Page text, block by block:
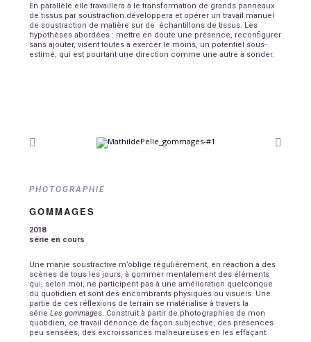
En parallèle elle travaillera à le transformation de grands panneaux
de tissus par soustraction.développera et opérer un travail manuel
de soustraction de matière sur de échantillons de tissus. Les
hypothèses abordées : mettre en doute une présence, reconfigurer
sans ajouter, visent toutes à exercer le moins, un potentiel sous-
estimé, qui est pourtant une direction comme une autre à sonder.
PHOTOGRAPHIE
GOMMAGES
2018
série en cours
Une manie soustractive m’oblige régulièrement, en réaction à des
scènes de tous les jours, à gommer mentalement des éléments
qui, selon moi, ne participent pas à une amélioration quelconque
du quotidien et sont des encombrants physiques ou visuels. Une
partie de ces réflexions de terrain se matérialise à travers la
série Les gommages. Construit à partir de photographies de mon
quotidien,
ce travail dénonce de façon subjective, des présences
peu sensées, des excroissances malheureuses en les effaçant.